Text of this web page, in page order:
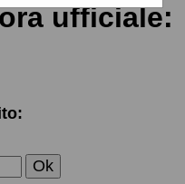
ufficiale: